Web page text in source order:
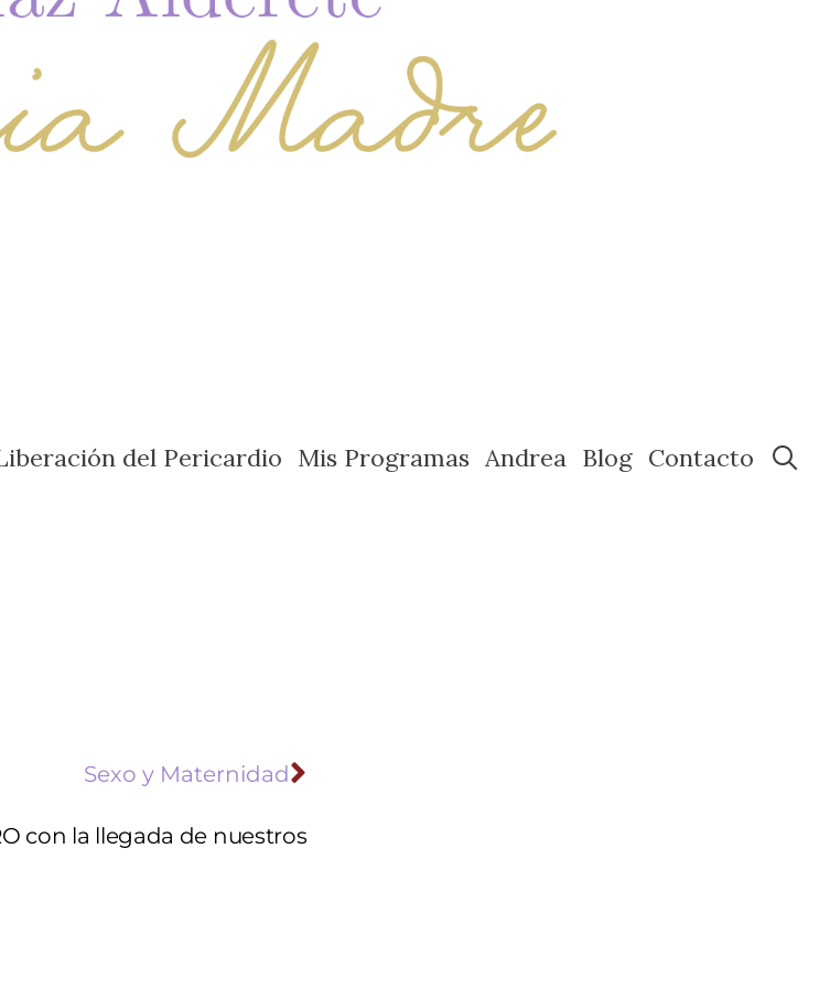
del Pericardio Mis Programas Andrea Blog Contacto
Sexo y Maternidad
con la llegada de nuestros